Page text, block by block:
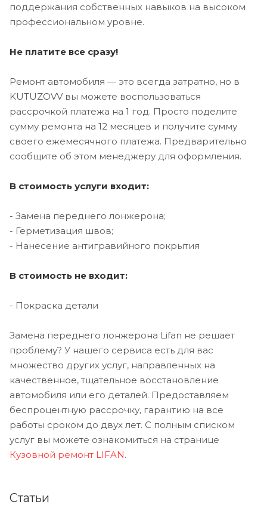
поддержания собственных навыков на высоком
профессиональном уровне.
Не платите все сразу!
Ремонт автомобиля — это всегда затратно, но в
KUTUZOVV вы можете воспользоваться
рассрочкой платежа на 1 год. Просто поделите
сумму ремонта на 12 месяцев и получите сумму
своего ежемесячного платежа. Предварительно
сообщите об этом менеджеру для оформления.
В стоимость услуги входит:
- Замена переднего лонжерона;
- Герметизация швов;
- Нанесение антигравийного покрытия
В стоимость не входит:
- Покраска детали
Замена переднего лонжерона Lifan не решает
проблему? У нашего сервиса есть для вас
множество других услуг, направленных на
качественное, тщательное восстановление
автомобиля или его деталей. Предоставляем
беспроцентную рассрочку, гарантию на все
работы сроком до двух лет. С полным списком
услуг вы можете ознакомиться на странице
Кузовной ремонт LIFAN.
Статьи